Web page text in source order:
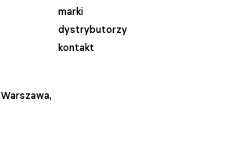
marki
dystrybutorzy
kontakt